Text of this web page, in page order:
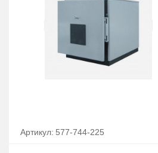
Артикул: 577-744-225